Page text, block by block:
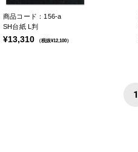
商品コード：156-a
SH台紙 L判
¥13,310 （税抜¥12,100）
1